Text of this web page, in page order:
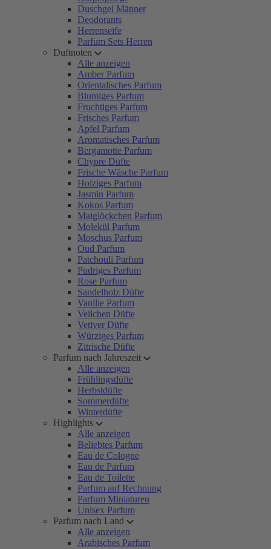
Duschgel Männer
Deodorants
Herrenseife
Parfum Sets Herren
Duftnoten
Alle anzeigen
Amber Parfum
Orientalisches Parfum
Blumiges Parfum
Fruchtiges Parfum
Frisches Parfum
Apfel Parfum
Aromatisches Parfum
Bergamotte Parfum
Chypre Düfte
Frische Wäsche Parfum
Holziges Parfum
Jasmin Parfum
Kokos Parfum
Maiglöckchen Parfum
Molekül Parfum
Moschus Parfum
Oud Parfum
Patchouli Parfum
Pudriges Parfum
Rose Parfum
Sandelholz Düfte
Vanille Parfum
Veilchen Düfte
Vetiver Düfte
Würziges Parfum
Zitrische Düfte
Parfum nach Jahreszeit
Alle anzeigen
Frühlingsdüfte
Herbstdüfte
Sommerdüfte
Winterdüfte
Highlights
Alle anzeigen
Beliebtes Parfum
Eau de Cologne
Eau de Parfum
Eau de Toilette
Parfum auf Rechnung
Parfum Miniaturen
Unisex Parfum
Parfum nach Land
Alle anzeigen
Arabisches Parfum